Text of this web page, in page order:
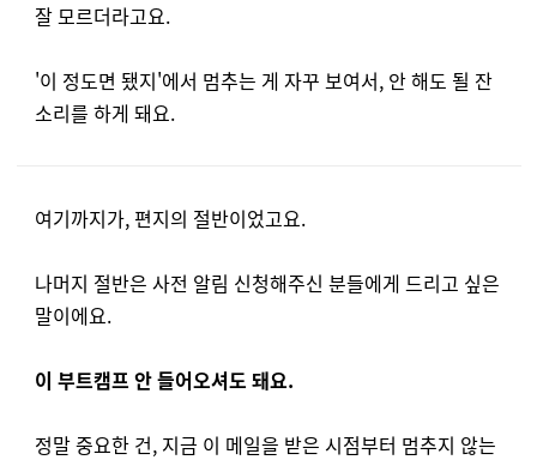
잘 모르더라고요.
'이 정도면 됐지'에서 멈추는 게 자꾸 보여서, 안 해도 될 잔
소리를 하게 돼요.
여기까지가, 편지의 절반이었고요.
나머지 절반은 사전 알림 신청해주신 분들에게 드리고 싶은
말이에요.
이 부트캠프 안 들어오셔도 돼요.
정말 중요한 건, 지금 이 메일을 받은 시점부터 멈추지 않는